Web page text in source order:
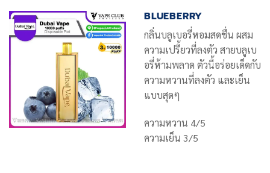
BLUEBERRY
กลิ่นบลูเบอรี่หอมสดชื่น ผสม
ความเปรี้ยวที่ลงตัว สายบลูเบ
อรี่ห้ามพลาด ตัวนี้อร่อยเด็ดกับ
ความหวานที่ลงตัว และเย็น
แบบสุดๆ
ความหวาน 4/5
ความเย็น 3/5